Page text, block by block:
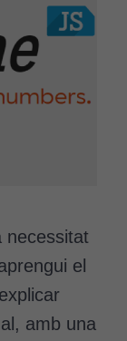
necessitat
el
amb una